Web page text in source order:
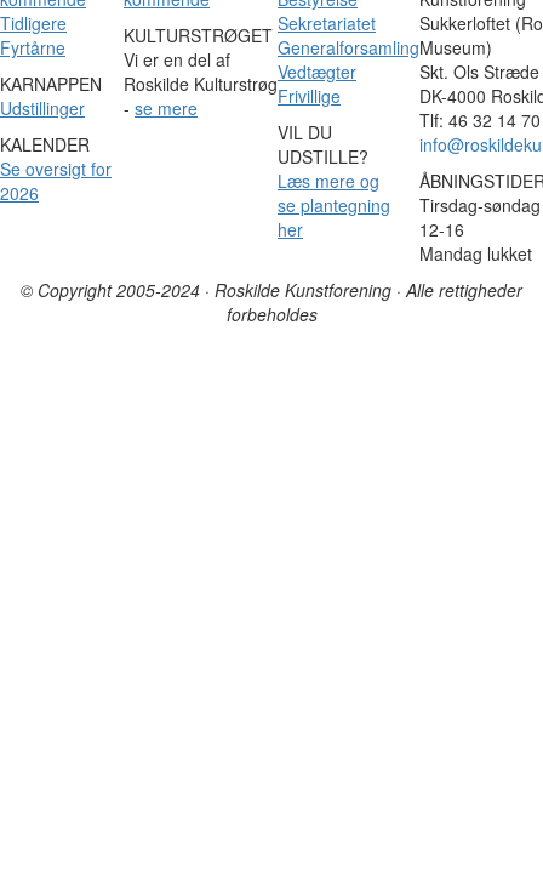
Tidligere
Fyrtårne
KARNAPPEN
Udstillinger
KALENDER
Se oversigt for
2026
KULTURSTRØGET
Vi er en del af
Roskilde Kulturstrøg
- se mere
Sekretariatet
Generalforsamling
Vedtægter
Frivillige
VIL DU
UDSTILLE?
Læs mere og
se plantegning
her
Sukkerloftet
Museum)
Skt. Ols
DK-4000
Tlf: 46 32 14 70
Tirsdag-
12-16
Mandag lukket
© Copyright 2005-2024 · Roskilde Kunstforening · Alle rettigheder
forbeholdes